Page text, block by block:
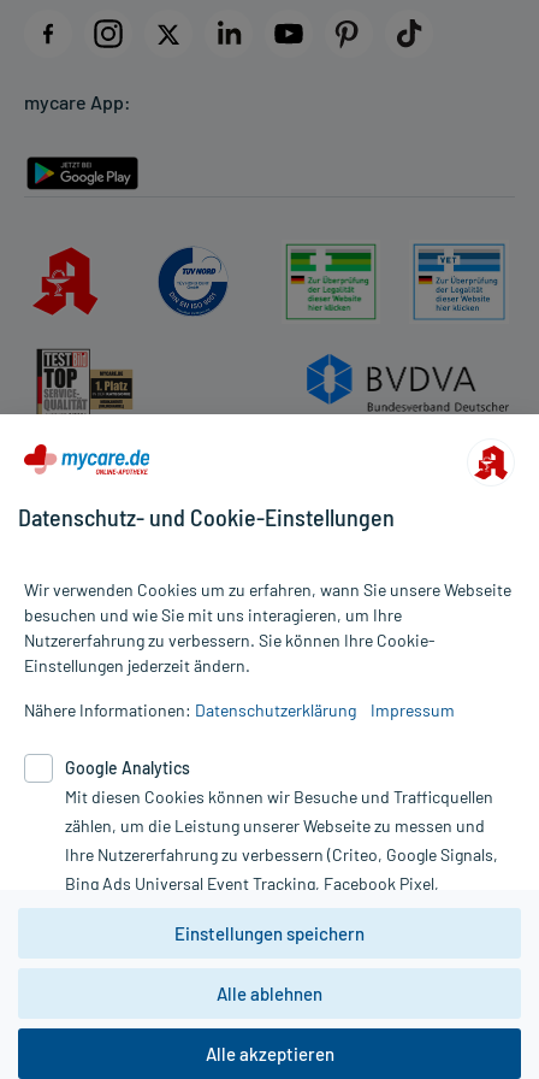
Datenschutz
Rückgabe/Widerruf
mycare App:
Alle Preise gelten inkl. MwSt., ggf. zzgl. Versandkosten
Informationen auf dieser Website werden ausschließlich für
die Untersuchung und Behandlung durch einen Arzt. Bitte
Therapien eingeleitet werden können. | Diese Webseite benutzt
Google Analytics. Lesen Sie bitte dazu die wichtigen Hinweise in
unserer Datenschutzerklärung. Für den Widerruf einer Bestellung
nutzen Sie das Formular:
Vertrag widerrufen
*Hinweise zu unseren Aktionen und Bewertungen
Datenschutz- und Cookie-Einstellungen
Wir verwenden Cookies um zu erfahren, wann Sie unsere Webseite
besuchen und wie Sie mit uns interagieren, um Ihre
Nutzererfahrung zu verbessern. Sie können Ihre Cookie-
Einstellungen jederzeit ändern.
Nähere Informationen: Datenschutzerklärung Impressum
Google Analytics
Mit diesen Cookies können wir Besuche und Trafficquellen
zählen, um die Leistung unserer Webseite zu messen und
Ihre Nutzererfahrung zu verbessern (Criteo, Google Signals,
Bing Ads Universal Event Tracking, Facebook Pixel,
Youtube-Social Plugin).
Wir weisen darauf hin, dass die
zwingend den Europäischen Anforderungen gem. EU-
DSGVO genügen und ein Datentransfer in Drittstaaten bzw.
Daten dort verarbeitet werden, kann nicht geprüft und
Einstellungen speichern
Alle ablehnen
Alle akzeptieren